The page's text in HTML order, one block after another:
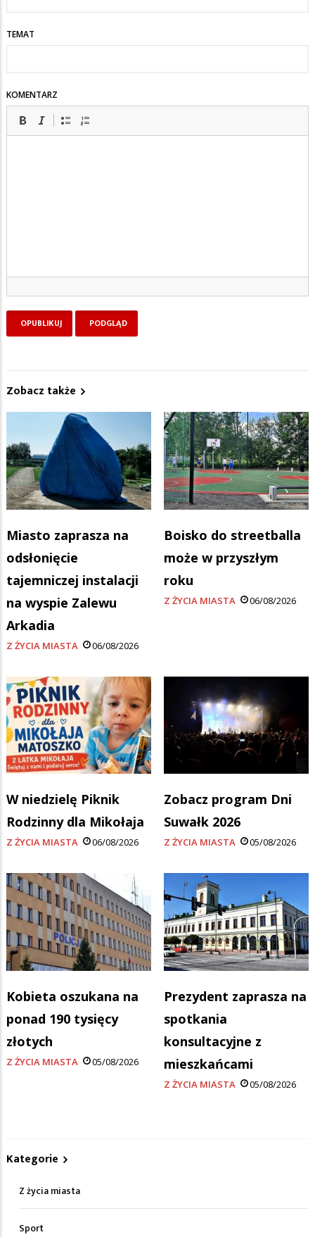
TEMAT
KOMENTARZ
Zobacz także
Miasto zaprasza na
odsłonięcie
tajemniczej instalacji
na wyspie Zalewu
Arkadia
Z ŻYCIA MIASTA 06/08/2026
Boisko do streetballa
może w przyszłym
roku
Z ŻYCIA MIASTA 06/08/2026
W niedzielę Piknik
Rodzinny dla Mikołaja
Z ŻYCIA MIASTA 06/08/2026
Zobacz program Dni
Suwałk 2026
Z ŻYCIA MIASTA 05/08/2026
Kobieta oszukana na
ponad 190 tysięcy
złotych
Z ŻYCIA MIASTA 05/08/2026
Prezydent zaprasza na
spotkania
konsultacyjne z
mieszkańcami
Z ŻYCIA MIASTA 05/08/2026
Kategorie
Z życia miasta
Sport